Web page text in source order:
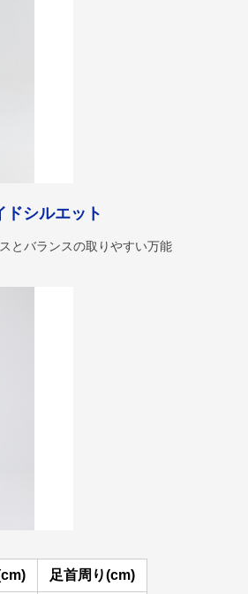
ドシルエット
とバランスの取りやすい万能
足首周り(cm)